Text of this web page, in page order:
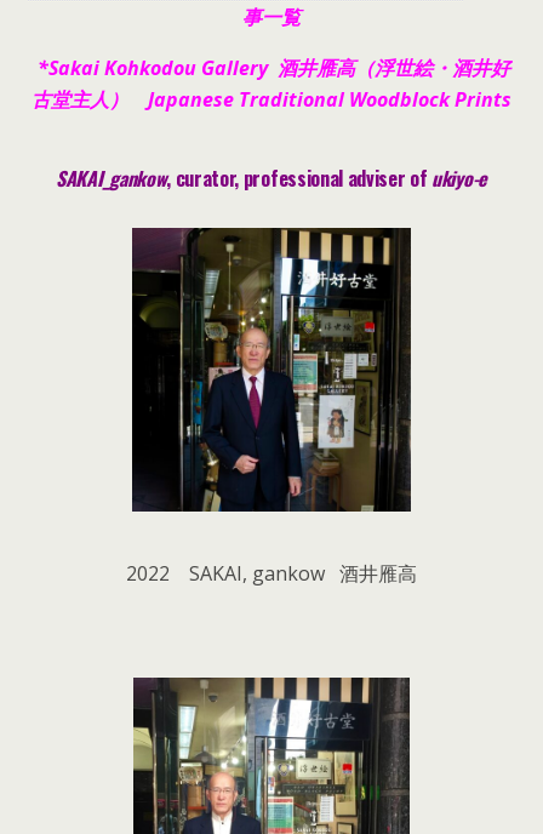
事一覧
*Sakai Kohkodou Gallery 酒井雁高（浮世絵・酒井好
古堂主人） Japanese Traditional Woodblock Prints
SAKAI_gankow, curator, professional adviser of ukiyo-e
2022 SAKAI, gankow 酒井雁高